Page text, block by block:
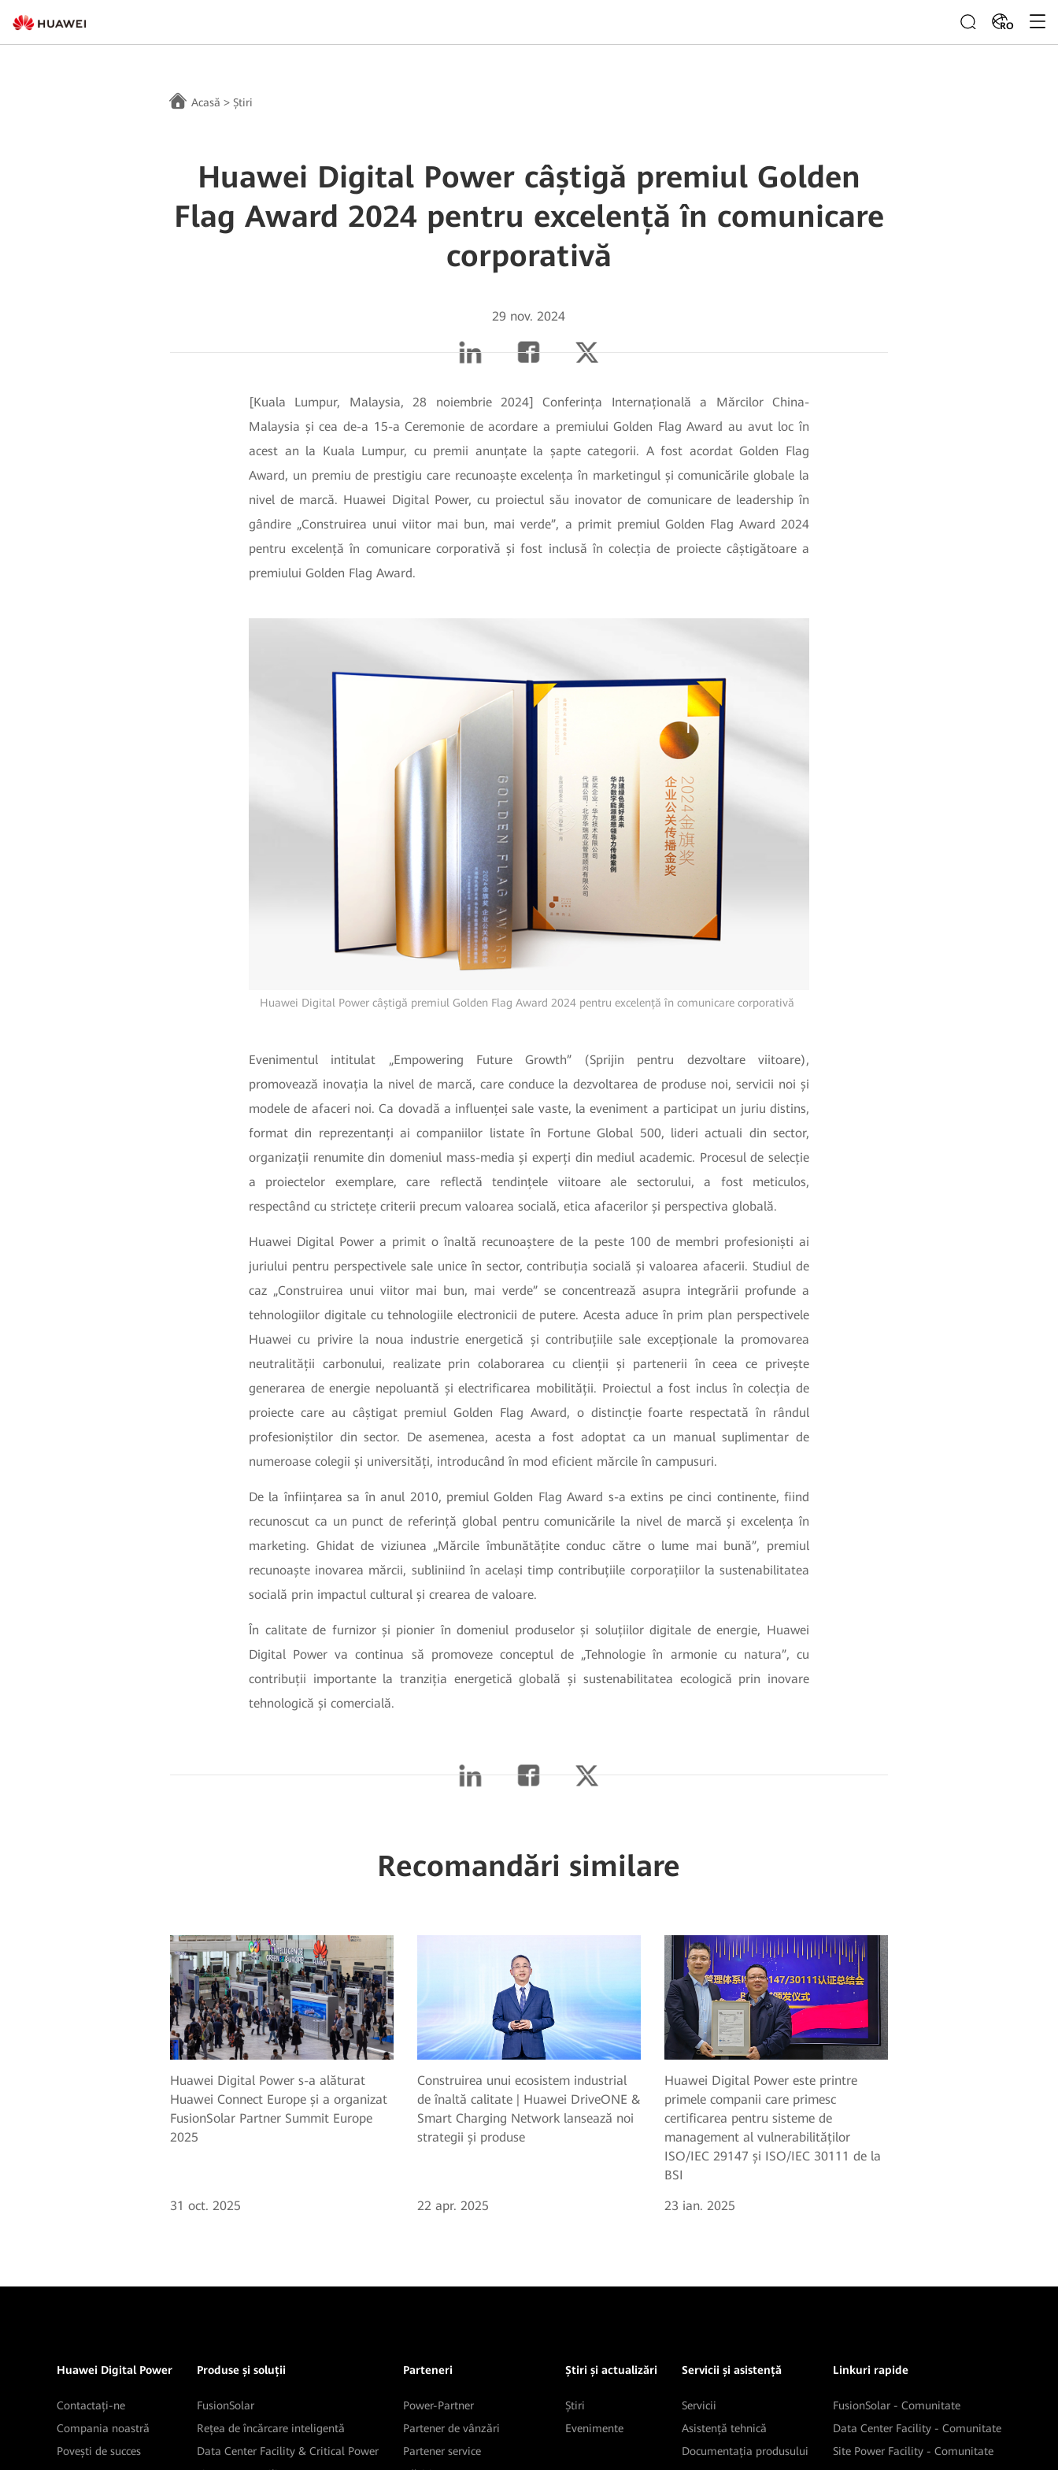
RO
Acasă >Știri
Huawei Digital Power câștigă premiul Golden
Flag Award 2024 pentru excelență în comunicare
corporativă
29 nov. 2024
[Kuala Lumpur, Malaysia, 28 noiembrie 2024] Conferința Internațională a Mărcilor China-
Malaysia și cea de-a 15-a Ceremonie de acordare a premiului Golden Flag Award au avut loc în
acest an la Kuala Lumpur, cu premii anunțate la șapte categorii. A fost acordat Golden Flag
Award, un premiu de prestigiu care recunoaște excelența în marketingul și comunicările globale la
nivel de marcă. Huawei Digital Power, cu proiectul său inovator de comunicare de leadership în
gândire „Construirea unui viitor mai bun, mai verde”, a primit premiul Golden Flag Award 2024
pentru excelență în comunicare corporativă și fost inclusă în colecția de proiecte câștigătoare a
premiului Golden Flag Award.
Huawei Digital Power câștigă premiul Golden Flag Award 2024 pentru excelență în comunicare corporativă
Evenimentul intitulat „Empowering Future Growth” (Sprijin pentru dezvoltare viitoare),
promovează inovația la nivel de marcă, care conduce la dezvoltarea de produse noi, servicii noi și
modele de afaceri noi. Ca dovadă a influenței sale vaste, la eveniment a participat un juriu distins,
format din reprezentanți ai companiilor listate în Fortune Global 500, lideri actuali din sector,
organizații renumite din domeniul mass-media și experți din mediul academic. Procesul de selecție
a proiectelor exemplare, care reflectă tendințele viitoare ale sectorului, a fost meticulos,
respectând cu strictețe criterii precum valoarea socială, etica afacerilor și perspectiva globală.
Huawei Digital Power a primit o înaltă recunoaștere de la peste 100 de membri profesioniști ai
juriului pentru perspectivele sale unice în sector, contribuția socială și valoarea afacerii. Studiul de
caz „Construirea unui viitor mai bun, mai verde” se concentrează asupra integrării profunde a
tehnologiilor digitale cu tehnologiile electronicii de putere. Acesta aduce în prim plan perspectivele
Huawei cu privire la noua industrie energetică și contribuțiile sale excepționale la promovarea
neutralității carbonului, realizate prin colaborarea cu clienții și partenerii în ceea ce privește
generarea de energie nepoluantă și electrificarea mobilității. Proiectul a fost inclus în colecția de
proiecte care au câștigat premiul Golden Flag Award, o distincție foarte respectată în rândul
profesioniștilor din sector. De asemenea, acesta a fost adoptat ca un manual suplimentar de
numeroase colegii și universități, introducând în mod eficient mărcile în campusuri.
De la înființarea sa în anul 2010, premiul Golden Flag Award s-a extins pe cinci continente, fiind
recunoscut ca un punct de referință global pentru comunicările la nivel de marcă și excelența în
marketing. Ghidat de viziunea „Mărcile îmbunătățite conduc către o lume mai bună”, premiul
recunoaște inovarea mărcii, subliniind în același timp contribuțiile corporațiilor la sustenabilitatea
socială prin impactul cultural și crearea de valoare.
În calitate de furnizor și pionier în domeniul produselor și soluțiilor digitale de energie, Huawei
Digital Power va continua să promoveze conceptul de „Tehnologie în armonie cu natura”, cu
contribuții importante la tranziția energetică globală și sustenabilitatea ecologică prin inovare
tehnologică și comercială.
Recomandări similare
Huawei Digital Power s-a alăturat
Huawei Connect Europe și a organizat
FusionSolar Partner Summit Europe
2025
31 oct. 2025
Construirea unui ecosistem industrial
de înaltă calitate | Huawei DriveONE &
Smart Charging Network lansează noi
strategii și produse
22 apr. 2025
Huawei Digital Power este printre
primele companii care primesc
certificarea pentru sisteme de
management al vulnerabilităților
ISO/IEC 29147 și ISO/IEC 30111 de la
BSI
23 ian. 2025
Huawei Digital Power
Contactați-ne
Compania noastră
Povești de succes
Produse și soluții
FusionSolar
Rețea de încărcare inteligentă
Data Center Facility & Critical Power
Parteneri
Power-Partner
Partener de vânzări
Partener service
Știri și actualizări
Știri
Evenimente
Servicii și asistență
Servicii
Asistență tehnică
Documentația produsului
Linkuri rapide
FusionSolar - Comunitate
Data Center Facility - Comunitate
Site Power Facility - Comunitate